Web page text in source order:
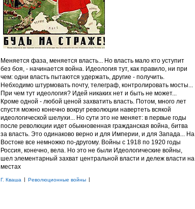
Меняется фаза, меняется власть... Но власть мало кто уступит
без боя, - начинается война. Идеология тут, как правило, ни при
чем: одни власть пытаются удержать, другие - получить.
Небходимо штурмовать почту, телеграф, контролировать мосты...
При чем тут идеология? Идей никаких нет и быть не может...
Кроме одной - любой ценой захватить власть. Потом, много лет
спустя можно конечно вокруг революции навертеть всякой
идеологической шелухи... Но сути это не меняет: в первые годы
после революции идет обыкновенная гражданская война, битва
за власть. Это одинаково верно и для Империи, и для Запада... На
Востоке все немножко по-другому. Войны с 1918 по 1920 годы
Россия, конечно, вела. Но это не были Идеологические войны,
шел элементарный захват центральной власти и дележ власти на
местах
Г. Кваша | Революционные войны |